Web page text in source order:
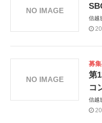
信越
NO IMAGE
募
第
コ
信越
NO IMAGE